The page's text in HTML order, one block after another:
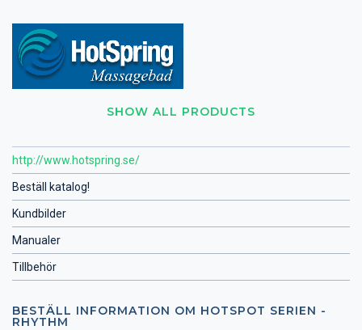
SHOW ALL PRODUCTS
http://www.hotspring.se/
Beställ katalog!
Kundbilder
Manualer
Tillbehör
BESTÄLL INFORMATION OM HOTSPOT SERIEN -
RHYTHM